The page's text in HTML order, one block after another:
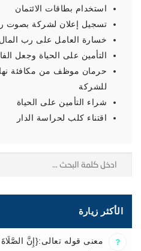
استخدام بطاقات الائتمان
تسجيل إعلان لشركة بصوت
خسارة العامل على رب
التأمين على الحياة وجعل
حرمان موظف من مكافئة
للشركة
شراء التأمين على الحياة
اقتناء كلب لحراسة الدار
الأكثر زيارة
معنى قوله تعالى:{إِنَّ